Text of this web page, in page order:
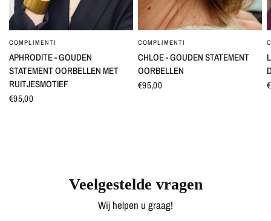
SNEL BEKIJKEN
COMPLIMENTI
APHRODITE - GOUDEN
STATEMENT OORBELLEN MET
RUITJESMOTIEF
€95,00
SNEL BEKIJKEN
COMPLIMENTI
CHLOE - GOUDEN STATEMENT
OORBELLEN
€95,00
Veelgestelde vragen
Wij helpen u graag!